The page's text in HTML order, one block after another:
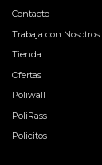
Contacto
Trabaja con Nosotros
Tienda
Ofertas
Poliwall
PoliRass
Policitos